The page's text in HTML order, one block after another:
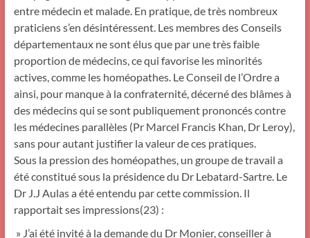
entre médecin et malade. En pratique, de très nombreux
praticiens s’en désintéressent. Les membres des Conseils
départementaux ne sont élus que par une très faible
proportion de médecins, ce qui favorise les minorités
actives, comme les homéopathes. Le Conseil de l’Ordre a
ainsi, pour manque à la confraternité, décerné des blâmes à
des médecins qui se sont publiquement prononcés contre
les médecines parallèles (Pr Marcel Francis Khan, Dr Leroy),
sans pour autant justifier la valeur de ces pratiques.
Sous la pression des homéopathes, un groupe de travail a
été constitué sous la présidence du Dr Lebatard-Sartre. Le
Dr J.J Aulas a été entendu par cette commission. Il
rapportait ses impressions(23) :
» J’ai été invité à la demande du Dr Monier, conseiller à